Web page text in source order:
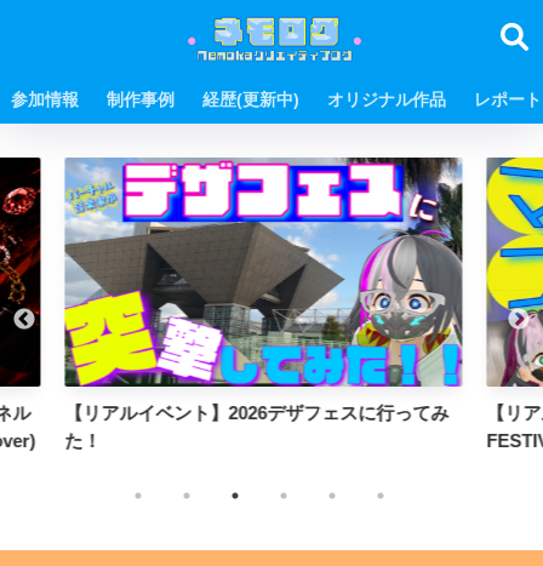
参加情報 制作事例 経歴(更新中) オリジナル作品 レポート
み
【リアルイベント】第14回 TOKYO MASK
FESTIVALに行ってきました！